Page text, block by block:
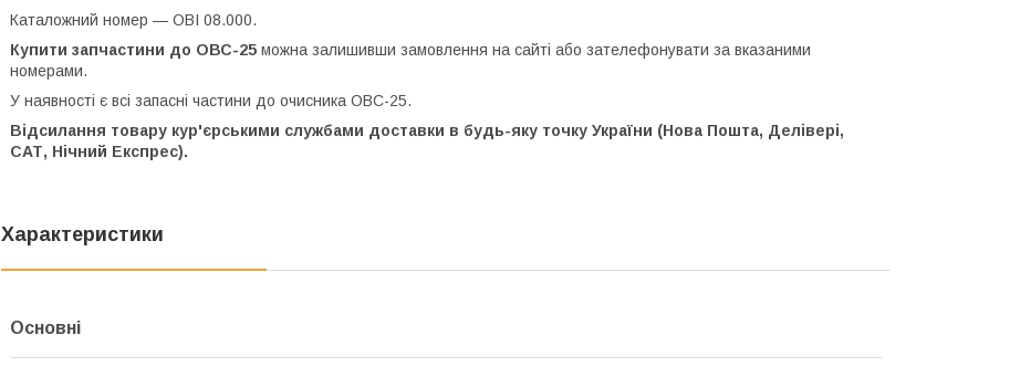
Каталожний номер — ОВІ 08.000.
Купити запчастини до ОВС-25 можна залишивши замовлення на сайті або зателефонувати за вказаними
номерами.
У наявності є всі запасні частини до очисника ОВС-25.
Відсилання товару кур'єрськими службами доставки в будь-яку точку України (Нова Пошта, Делівері,
САТ, Нічний Експрес).
Характеристики
Основні